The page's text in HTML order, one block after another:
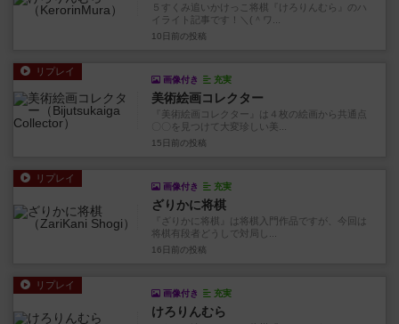
５すくみ追いかけっこ将棋『けろりんむら』のハ
イライト記事です！＼(＾ワ...
10日前 の投稿
リプレイ
画像付き 充実
美術絵画コレクター
『美術絵画コレクター』は４枚の絵画から共通点
〇〇を見つけて大変珍しい美...
15日前 の投稿
リプレイ
画像付き 充実
ざりかに将棋
『ざりかに将棋』は将棋入門作品ですが、今回は
将棋有段者どうしで対局し...
16日前 の投稿
リプレイ
画像付き 充実
けろりんむら